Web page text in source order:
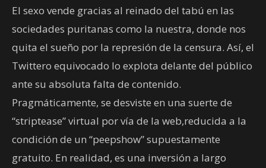
El sexo vende gracias al reinado del tabú en las
sociedades puritanas como la nuestra, donde nos
quita el sueño por la represión de la censura. Así, el
Twittero equivocado lo explota delante del público
ante su absoluta falta de contenido.
Pragmáticamente, se desviste en una suerte de
“striptease” virtual por vía de la web,reducida a la
condición de un “peepshow” supuestamente
gratuito. En realidad, es una inversión a largo